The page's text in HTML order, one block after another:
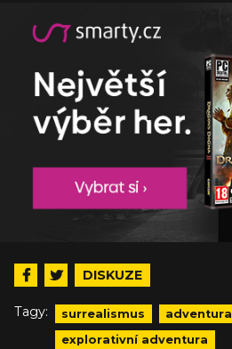
DISKUZE
Tagy: surrealismus adventura
explorativní adventura